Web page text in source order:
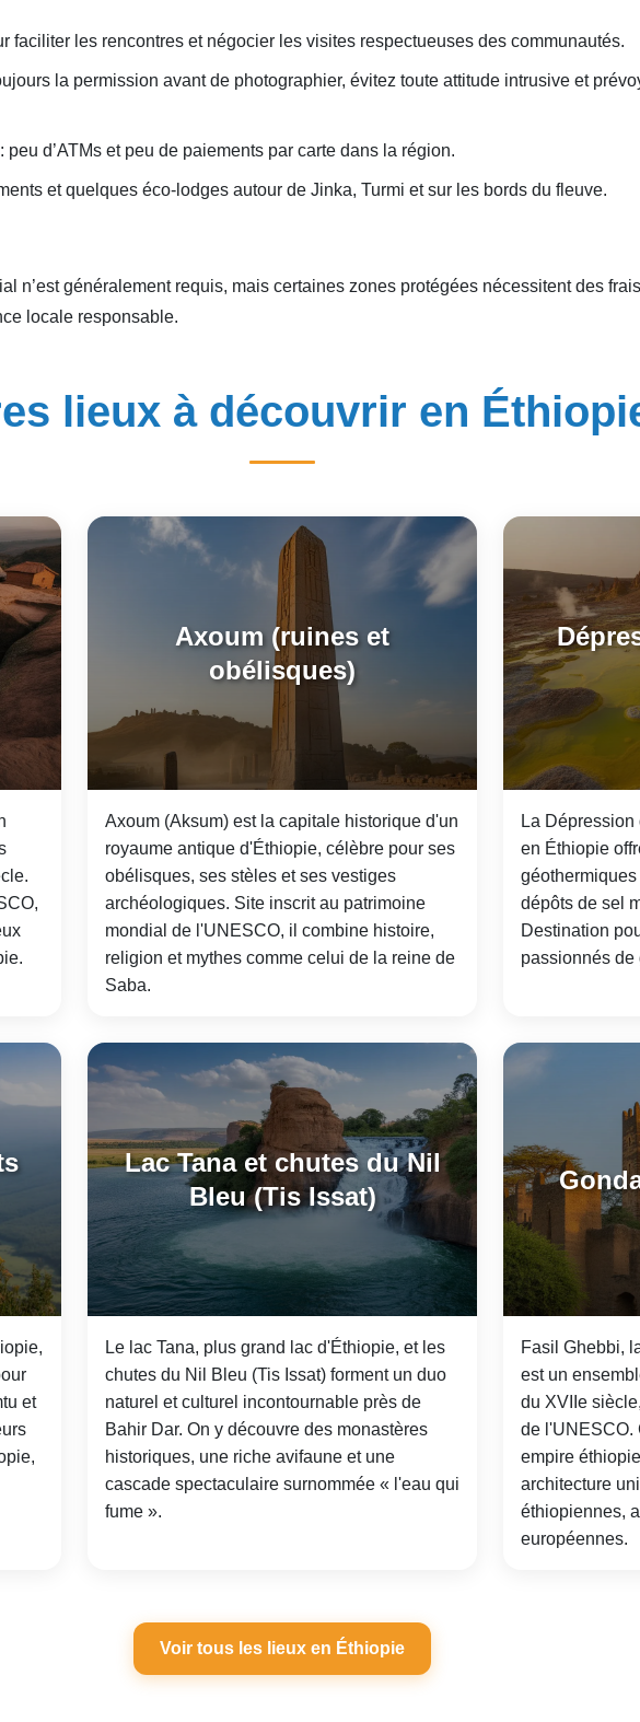
faciliter les rencontres et négocier les visites respectueuses des communautés.
la permission avant de photographier, évitez toute attitude intrusive et
d’ATMs et peu de paiements par carte dans la région.
et quelques éco-lodges autour de Jinka, Turmi et sur les bords du fleuve.
n’est généralement requis, mais certaines zones protégées nécessitent des
locale responsable.
lieux à découvrir en
Axoum (ruines et
obélisques)
Axoum (Aksum) est la capitale historique d'un
royaume antique d'Éthiopie, célèbre pour ses
obélisques, ses stèles et ses vestiges
archéologiques. Site inscrit au patrimoine
mondial de l'UNESCO, il combine histoire,
religion et mythes comme celui de la reine de
Saba.
La
en Éthiopie
dépôts de sel
Destination
passionnés de
et
Lac Tana et chutes du Nil
Bleu (Tis Issat)
Le lac Tana, plus grand lac d'Éthiopie, et les
chutes du Nil Bleu (Tis Issat) forment un duo
naturel et culturel incontournable près de
Bahir Dar. On y découvre des monastères
historiques, une riche avifaune et une
cascade spectaculaire surnommée « l'eau qui
fume ».
Fasil Ghebbi,
est un
du XVIIe
de
empire
architecture
éthiopiennes,
européennes.
Voir tous les lieux en Éthiopie